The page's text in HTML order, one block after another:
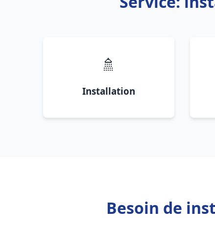
🚿
Installation
Besoin de